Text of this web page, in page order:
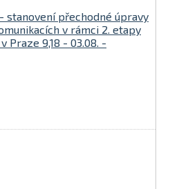
stanovení přechodné úpravy
v rámci 2. etapy
Praze 9,18 - 03.08. -